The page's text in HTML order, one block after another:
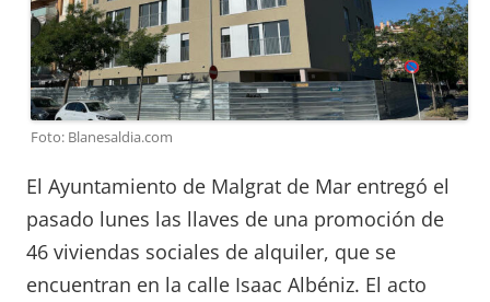
Foto: Blanesaldia.com
El Ayuntamiento de Malgrat de Mar entregó el
pasado lunes las llaves de una promoción de
46 viviendas sociales de alquiler, que se
encuentran en la calle Isaac Albéniz. El acto